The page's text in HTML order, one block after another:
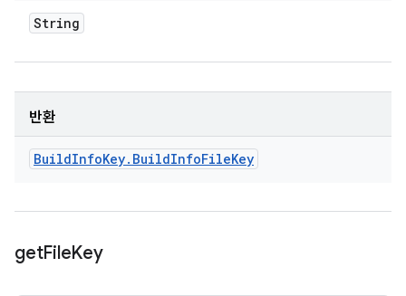
String
반환
BuildInfoKey. BuildInfoFileKey
getFileKey